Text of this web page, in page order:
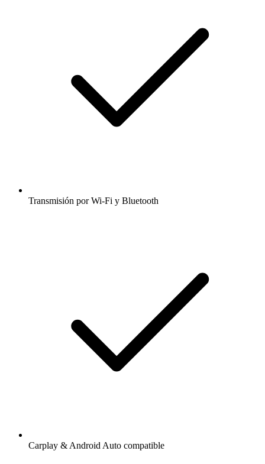
Transmisión por Wi-Fi y Bluetooth
Carplay & Android Auto compatible